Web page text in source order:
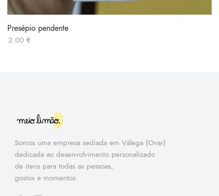
Presépio pendente
2.00 €
Somos uma empresa sediada em Válega (Ovar)
dedicada ao desenvolvimento personalizado
de itens para todas as pessoas,
gostos e momentos.